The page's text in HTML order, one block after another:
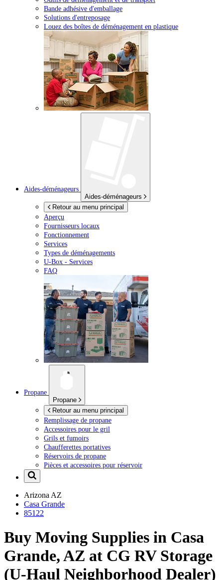
Bande adhésive d'emballage
Solutions d'entreposage
Louez des boîtes de déménagement en plastique
Aides-déménageurs
Aides-déménageurs
Retour au menu principal
Aperçu
Fournisseurs locaux
Fonctionnement
Services
Types de déménagements
U-Box - Services
FAQ
Propane
Propane
Retour au menu principal
Remplissage de propane
Accessoires pour le gril
Grils et fumoirs
Chaufferettes portatives
Réservoirs de propane
Pièces et accessoires pour réservoir
Arizona AZ
Casa Grande
85122
Buy Moving Supplies in Casa
Grande, AZ at CG RV Storage
(U-Haul Neighborhood Dealer)